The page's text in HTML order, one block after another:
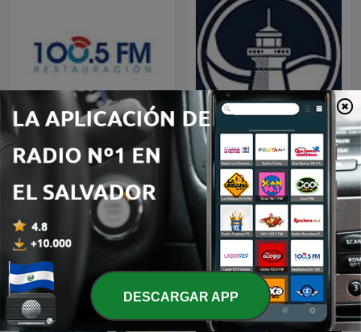
Restauracion Predicaciones Cristianas
DESCARGAR APP